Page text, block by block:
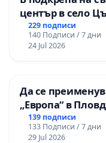
център в село
229 подписи
140 Подписи / 7 дни
24 Jul 2026
Да се
„Европа“ в
139 подписи
133 Подписи / 7 дни
29 Jul 2026